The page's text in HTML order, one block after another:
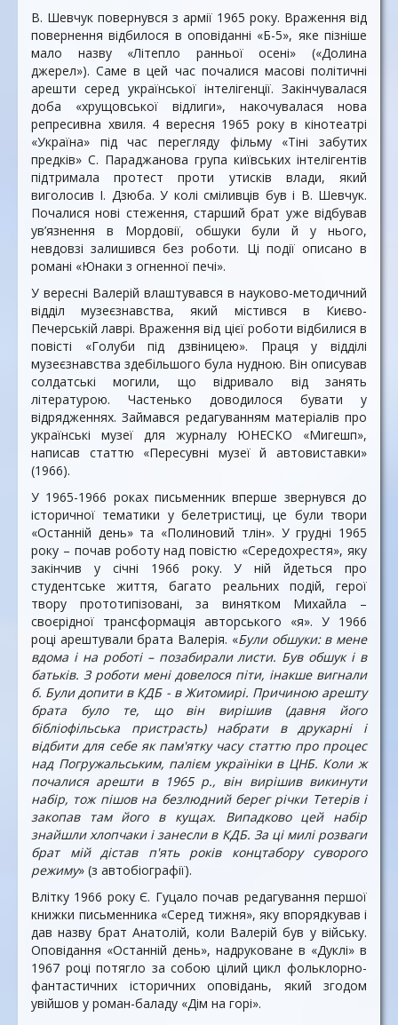
В. Шевчук повернувся з армії 1965 року. Враження від
повернення відбилося в оповіданні «Б-5», яке пізніше
мало назву «Літепло ранньої осені» («Долина
джерел»). Саме в цей час почалися масові політичні
арешти серед української інтелігенції. Закінчувалася
доба «хрущовської відлиги», накочувалася нова
репресивна хвиля. 4 вересня 1965 року в кінотеатрі
«Україна» під час перегляду фільму «Тіні забутих
предків» С. Параджанова група київських інтелігентів
підтримала протест проти утисків влади, який
виголосив І. Дзюба. У колі сміливців був і В. Шевчук.
Почалися нові стеження, старший брат уже відбував
ув’язнення в Мордовії, обшуки були й у нього,
невдовзі залишився без роботи. Ці події описано в
романі «Юнаки з огненної печі».
У вересні Валерій влаштувався в науково-методичний
відділ музеєзнавства, який містився в Києво-
Печерській лаврі. Враження від цієї роботи відбилися в
повісті «Голуби під дзвіницею». Праця у відділі
музеєзнавства здебільшого була нудною. Він описував
солдатські могили, що відривало від занять
літературою. Частенько доводилося бувати у
відрядженнях. Займався редагуванням матеріалів про
українські музеї для журналу ЮНЕСКО «Мигешп»,
написав статтю «Пересувні музеї й автовиставки»
(1966).
У 1965-1966 роках письменник вперше звернувся до
історичної тематики у белетристиці, це були твори
«Останній день» та «Полиновий тлін». У грудні 1965
року – почав роботу над повістю «Середохрестя», яку
закінчив у січні 1966 року. У ній йдеться про
студентське життя, багато реальних подій, герої
твору прототипізовані, за винятком Михайла –
своєрідної трансформація авторського «я». У 1966
році арештували брата Валерія. «Були обшуки: в мене
вдома і на роботі – позабирали листи. Був обшук і в
батьків. З роботи мені довелося піти, інакше вигнали
б. Були допити в КДБ - в Житомирі. Причиною арешту
брата було те, що він вирішив (давня його
бібліофільська пристрасть) набрати в друкарні і
відбити для себе як пам'ятку часу статтю про процес
над Погружальським, палієм україніки в ЦНБ. Коли ж
почалися арешти в 1965 р., він вирішив викинути
набір, тож пішов на безлюдний берег річки Тетерів і
закопав там його в кущах. Випадково цей набір
знайшли хлопчаки і занесли в КДБ. За ці милі розваги
брат мій дістав п'ять років концтабору суворого
режиму» (з автобіографії).
Влітку 1966 року Є. Гуцало почав редагування першої
книжки письменника «Серед тижня», яку впорядкував і
дав назву брат Анатолій, коли Валерій був у війську.
Оповідання «Останній день», надруковане в «Дуклі» в
1967 році потягло за собою цілий цикл фольклорно-
фантастичних історичних оповідань, який згодом
увійшов у роман-баладу «Дім на горі».